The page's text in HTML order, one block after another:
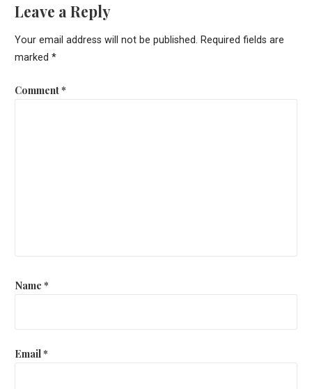
Leave a Reply
Your email address will not be published. Required fields are
marked *
Comment*
Name *
Email*